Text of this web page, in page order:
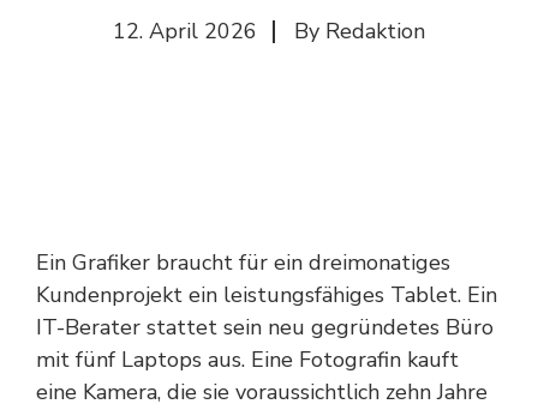
12. April 2026 By Redaktion
Ein Grafiker braucht für ein dreimonatiges
Kundenprojekt ein leistungsfähiges Tablet. Ein
IT-Berater stattet sein neu gegründetes Büro
mit fünf Laptops aus. Eine Fotografin kauft
eine Kamera, die sie voraussichtlich zehn Jahre